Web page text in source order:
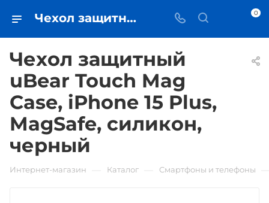
Чехол защитный uBear Touch Mag Case, iPhone 15 Plus, MagSafe, силикон, черный • купить в Самаре - iЧехол 0
Чехол защитный
uBear Touch Mag
Case, iPhone 15 Plus,
MagSafe, силикон,
черный
Интернет-магазин Каталог Смартфоны и телефоны